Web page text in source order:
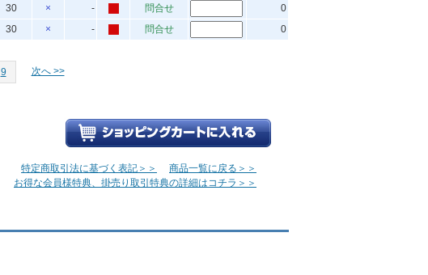
30 × - 問合せ
0
30 × - 問合せ 0
9 次へ >>
特定商取引法に基づく表記＞＞
商品一覧に戻る＞＞
お得な会員様特典、掛売り取引特典の詳細はコチラ＞＞